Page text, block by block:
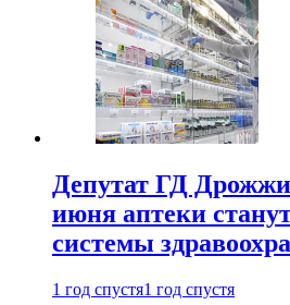
Депутат ГД
июня аптеки
системы
1 год спустя1 год спустя